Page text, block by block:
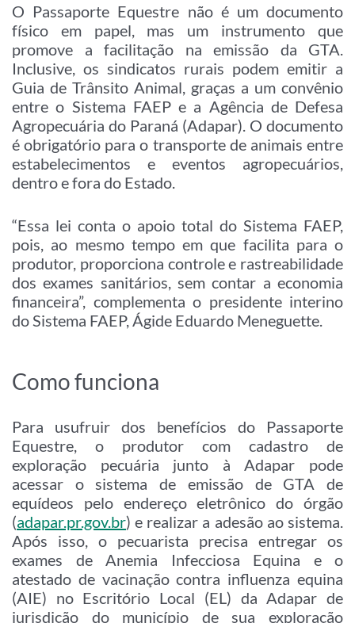
O Passaporte Equestre não é um documento
físico em papel, mas um instrumento que
promove a facilitação na emissão da GTA.
Inclusive, os sindicatos rurais podem emitir a
Guia de Trânsito Animal, graças a um convênio
entre o Sistema FAEP e a Agência de Defesa
Agropecuária do Paraná (Adapar). O documento
é obrigatório para o transporte de animais entre
estabelecimentos e eventos agropecuários,
dentro e fora do Estado.
“Essa lei conta o apoio total do Sistema FAEP,
pois, ao mesmo tempo em que facilita para o
produtor, proporciona controle e rastreabilidade
dos exames sanitários, sem contar a economia
financeira”, complementa o presidente interino
do Sistema FAEP, Ágide Eduardo Meneguette.
Como funciona
Para usufruir dos benefícios do Passaporte
Equestre, o produtor com cadastro de
exploração pecuária junto à Adapar pode
acessar o sistema de emissão de GTA de
equídeos pelo endereço eletrônico do órgão
(adapar.pr.gov.br) e realizar a adesão ao sistema.
Após isso, o pecuarista precisa entregar os
exames de Anemia Infecciosa Equina e o
atestado de vacinação contra influenza equina
(AIE) no Escritório Local (EL) da Adapar de
jurisdição do município de sua exploração